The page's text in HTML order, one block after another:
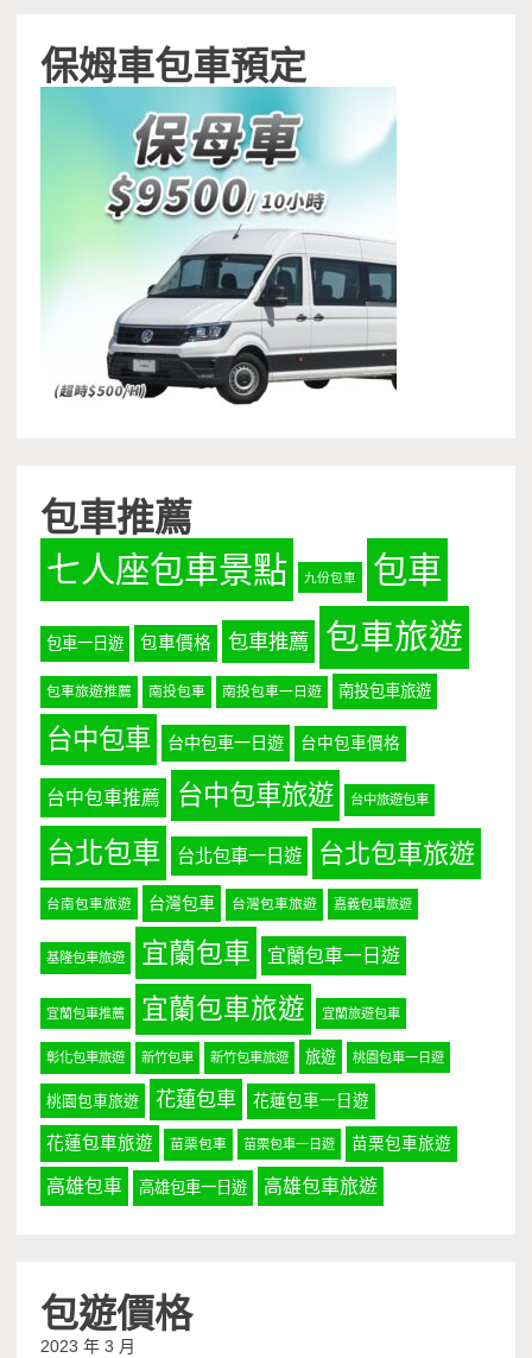
保姆車包車預定
包車推薦
七人座包車景點 九份包車 包車
包車一日遊 包車價格 包車推薦 包車旅遊
包車旅遊推薦 南投包車 南投包車一日遊 南投包車旅遊
台中包車 台中包車一日遊 台中包車價格
台中包車推薦 台中包車旅遊 台中旅遊包車
台北包車 台北包車一日遊 台北包車旅遊
台南包車旅遊 台灣包車 台灣包車旅遊 嘉義包車旅遊
基隆包車旅遊 宜蘭包車 宜蘭包車一日遊
宜蘭包車推薦 宜蘭包車旅遊 宜蘭旅遊包車
彰化包車旅遊 新竹包車 新竹包車旅遊 旅遊 桃園包車一日遊
桃園包車旅遊 花蓮包車 花蓮包車一日遊
花蓮包車旅遊 苗栗包車 苗栗包車一日遊 苗栗包車旅遊
高雄包車 高雄包車一日遊 高雄包車旅遊
包遊價格
2023 年 3 月